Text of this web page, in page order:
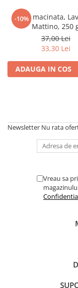
-10%
Cafea macinata,
Mattino, 250
37,00 Lei
33,30 Lei
ADAUGA IN COS
Newsletter Nu rata
Vreau sa